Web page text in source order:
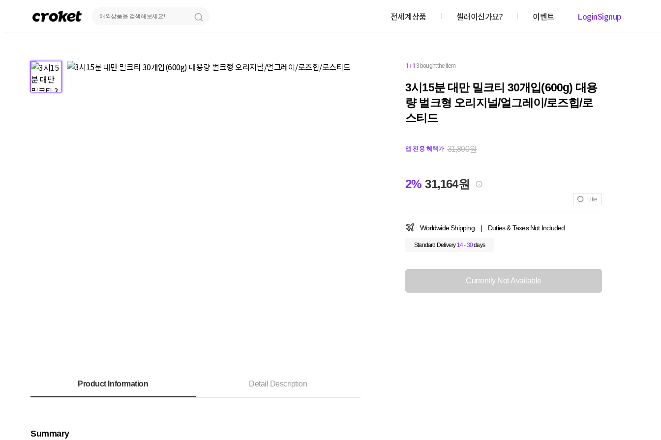
전세계상품 셀러이신가요? 이벤트 LoginSignup
1+1 3 bought the item
3시15분 대만 밀크티 30개입(600g) 대용
량 벌크형 오리지널/얼그레이/로즈힙/로
스티드
앱 전용 혜택가 31,800원
2% 31,164원
Like
Worldwide Shipping | Duties & Taxes Not Included
Standard Delivery 14 - 30days
Currently Not Available
Product Information Detail Description
Summary